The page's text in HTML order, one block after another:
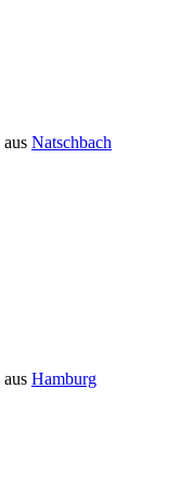
aus Natschbach
aus Hamburg